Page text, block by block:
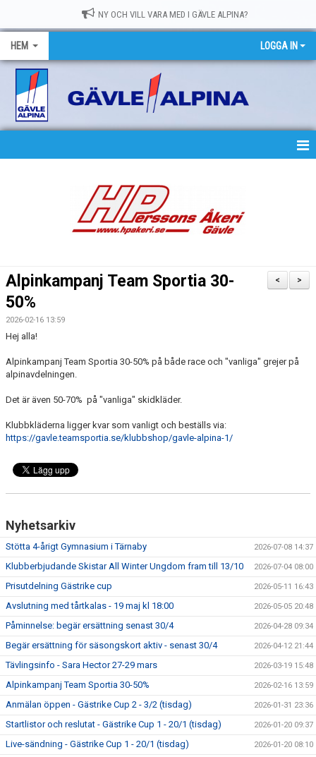
NY OCH VILL VARA MED I GÄVLE ALPINA?
HEM LOGGA IN
TRÄNING
LÄGER
KONTAKT
SARA HECTOR CUP
>
<
Alpinkampanj Team Sportia 30-
50%
2026-02-16 13:59
Hej alla!
Alpinkampanj Team Sportia 30-50% på både race och "vanliga" grejer på
alpinavdelningen.
Det är även 50-70% på "vanliga" skidkläder.
Klubbkläderna ligger kvar som vanligt och beställs via:
https://gavle.teamsportia.se/klubbshop/gavle-alpina-1/
Nyhetsarkiv
Stötta 4-årigt Gymnasium i Tärnaby 2026-07-08 14:37
Klubberbjudande Skistar All Winter Ungdom fram till 13/10 2026-07-04 08:00
Prisutdelning Gästrike cup 2026-05-11 16:43
Avslutning med tårtkalas - 19 maj kl 18:00 2026-05-05 20:48
Påminnelse: begär ersättning senast 30/4 2026-04-28 09:34
Begär ersättning för säsongskort aktiv - senast 30/4 2026-04-12 21:44
Tävlingsinfo - Sara Hector 27-29 mars 2026-03-19 15:48
Alpinkampanj Team Sportia 30-50% 2026-02-16 13:59
Anmälan öppen - Gästrike Cup 2 - 3/2 (tisdag) 2026-01-31 23:36
Startlistor och reslutat - Gästrike Cup 1 - 20/1 (tisdag) 2026-01-20 09:37
Live-sändning - Gästrike Cup 1 - 20/1 (tisdag) 2026-01-20 08:10